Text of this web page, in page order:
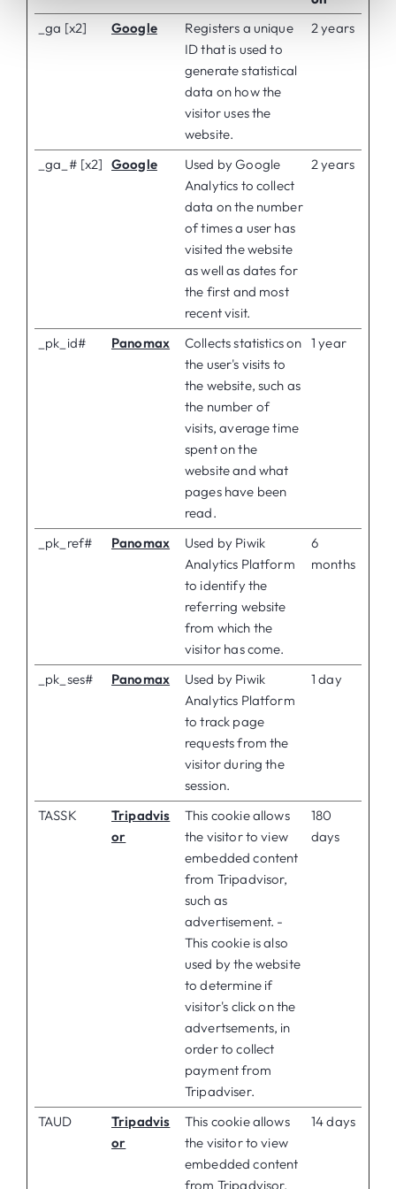
_ga [x2]
Google
Registers a unique
ID that is used to
generate statistical
data on how the
visitor uses the
website.
2 years
_ga_# [x2] Google
Used by Google
Analytics to collect
data on the number
of times a user has
visited the website
as well as dates for
the first and most
recent visit.
2 years
_pk_id# Panomax
Collects statistics on
the user's visits to
the website, such as
the number of
visits, average time
spent on the
website and what
pages have been
read.
1 year
_pk_ref# Panomax
Used by Piwik
Analytics Platform
to identify the
referring website
from which the
visitor has come.
6
months
_pk_ses# Panomax
Used by Piwik
Analytics Platform
to track page
requests from the
visitor during the
session.
1 day
TASSK
Tripadvis
or
This cookie allows
the visitor to view
embedded content
from Tripadvisor,
such as
advertisement. -
This cookie is also
used by the website
to determine if
visitor's click on the
advertsements, in
order to collect
payment from
Tripadviser.
180
days
TAUD
Tripadvis
or
This cookie allows
the visitor to view
embedded content
from Tripadvisor,
14 days